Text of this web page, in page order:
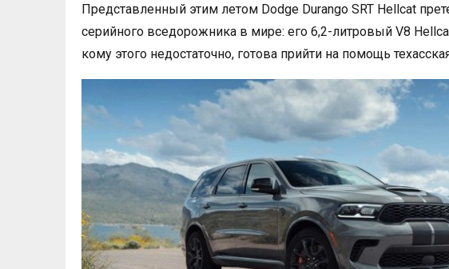
Представленный этим летом Dodge Durango SRT Hellcat
серийного вседорожника в мире: его 6,2-литровый V8
кому этого недостаточно, готова прийти на помощь